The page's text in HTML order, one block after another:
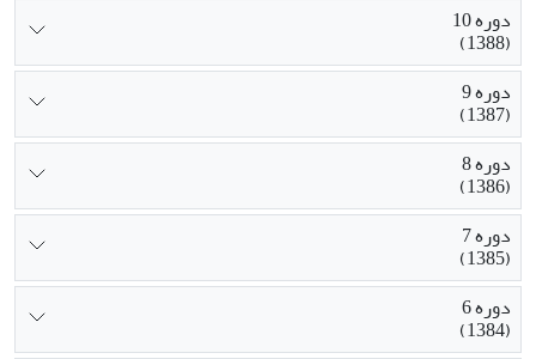
دوره 10
(1388)
دوره 9
(1387)
دوره 8
(1386)
دوره 7
(1385)
دوره 6
(1384)